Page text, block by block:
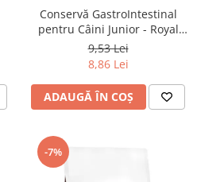
Conservă GastroIntestinal
pentru Câini Junior - Royal
Canin
9,53 Lei
8,86 Lei
ADAUGĂ ÎN COȘ
-7%